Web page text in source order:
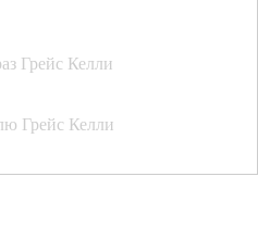
Грейс Келли
Грейс Келли